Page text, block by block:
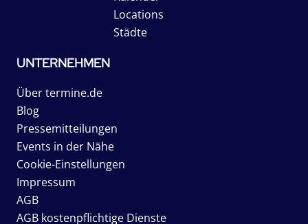
Locations
Städte
UNTERNEHMEN
Über termine.de
Blog
Pressemitteilungen
Events in der Nähe
Cookie-Einstellungen
Impressum
AGB
AGB kostenpflichtige Dienste